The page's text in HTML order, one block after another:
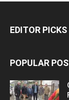
EDITOR PICKS
POPULAR